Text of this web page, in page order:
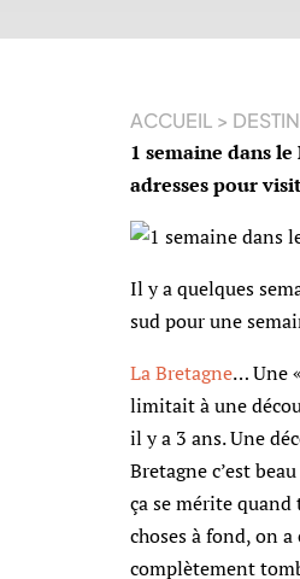
ACCUEIL >
1 semaine dans
adresses pour
Il y a quelques
sud pour une
La Bretagne… Une
limitait à une
il y a 3 ans. Une
Bretagne c’est
ça se mérite quand
choses à fond, on
complètement